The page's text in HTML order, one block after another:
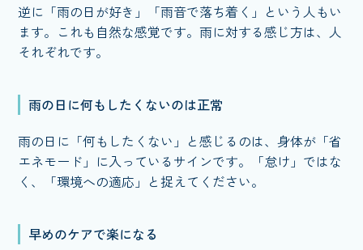
逆に「雨の日が好き」「雨音で落ち着く」という人もい
ます。これも自然な感覚です。雨に対する感じ方は、人
それぞれです。
雨の日に何もしたくないのは正常
雨の日に「何もしたくない」と感じるのは、身体が「省
エネモード」に入っているサインです。「怠け」ではな
く、「環境への適応」と捉えてください。
早めのケアで楽になる